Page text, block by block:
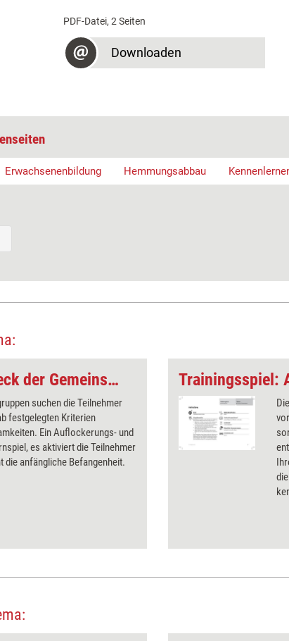
PDF-Datei, 2 Seiten
Downloaden
Erwachsenenbildung Hemmungsabbau
Trainingsspiel: Dreieck der Gemeinsamkeiten
suchen die Teilnehmer
festgelegten Kriterien
Ein Auflockerungs- und
es aktiviert die Teilnehmer
die anfängliche Befangenheit.
Trainingsspiel: